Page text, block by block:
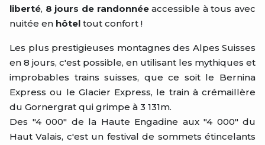
liberté, 8 jours de randonnéeaccessible à tous avec
nuitée en hôtel tout confort !
Les plus prestigieuses montagnes des Alpes Suisses
en 8 jours, c'est possible, en utilisant les mythiques et
improbables trains suisses, que ce soit le Bernina
Express ou le Glacier Express, le train à crémaillère
du Gornergrat qui grimpe à 3 131m.
Des "4 000" de la Haute Engadine aux "4 000" du
Haut Valais, c'est un festival de sommets étincelants